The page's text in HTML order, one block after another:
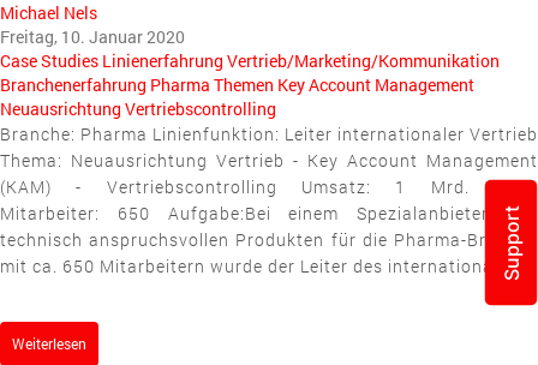
Michael Nels
Freitag, 10. Januar 2020
Case Studies Linienerfahrung Vertrieb/Marketing/Kommunikation
Branchenerfahrung Pharma Themen Key Account Management
Neuausrichtung Vertriebscontrolling
Branche: Pharma Linienfunktion: Leiter internationaler Vertrieb
Thema: Neuausrichtung Vertrieb - Key Account Management
(KAM) - Vertriebscontrolling Umsatz: 1 Mrd. Euro.
Mitarbeiter: 650 Aufgabe:Bei einem Spezialanbieter von
technisch anspruchsvollen Produkten für die Pharma-Branche
mit ca. 650 Mitarbeitern wurde der Leiter des internationalen...
Weiterlesen
Support